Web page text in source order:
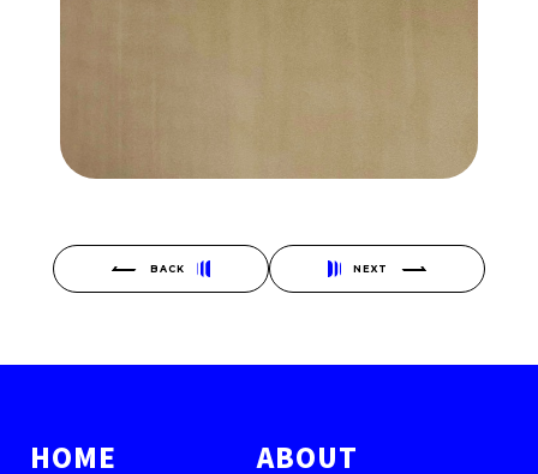
BACK NEXT
HOME ABOUT